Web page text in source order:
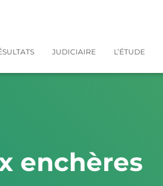
JUDICIAIRE L’ÉTUDE
enchères